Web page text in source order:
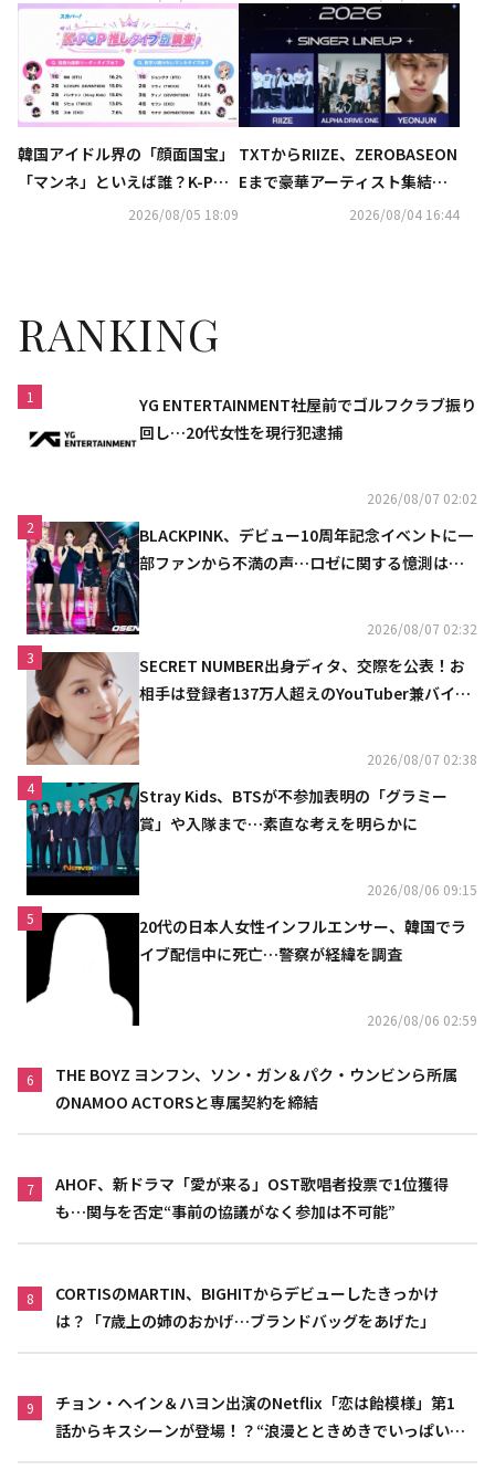
月27日にU-NEXTが日本独占で
見放題ライブ配信
韓国アイドル界の「顔面国宝」
「マンネ」といえば誰？K-POP
推しタイプ別調査の結果が明ら
2026/08/05 18:09
TXTからRIIZE、ZEROBASEON
Eまで豪華アーティスト集結！
「Asia Artist Awards」に出演
2026/08/04 16:44
RANKING
1
YG ENTERTAINMENT社屋前でゴルフクラブ振り
回し…20代女性を現行犯逮捕
2026/08/07 02:02
2
BLACKPINK、デビュー10周年記念イベントに一
部ファンから不満の声…ロゼに関する憶測は否
2026/08/07 02:32
3
SECRET NUMBER出身ディタ、交際を公表！お
相手は登録者137万人超えのYouTuber兼バイオ
2026/08/07 02:38
4
Stray Kids、BTSが不参加表明の「グラミー
賞」や入隊まで…素直な考えを明らかに
2026/08/06 09:15
5
20代の日本人女性インフルエンサー、韓国でラ
イブ配信中に死亡…警察が経緯を調査
2026/08/06 02:59
6
THE BOYZ ヨンフン、ソン・ガン＆パク・ウンビンら所属
のNAMOO ACTORSと専属契約を締結
7
AHOF、新ドラマ「愛が来る」OST歌唱者投票で1位獲得
も…関与を否定“事前の協議がなく参加は不可能”
8
CORTISのMARTIN、BIGHITからデビューしたきっかけ
は？「7歳上の姉のおかげ…ブランドバッグをあげた」
9
チョン・ヘイン＆ハヨン出演のNetflix「恋は飴模様」第1
話からキスシーンが登場！？“浪漫とときめきでいっぱいの